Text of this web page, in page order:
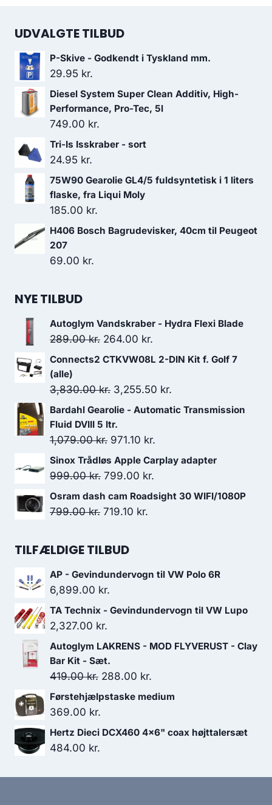
UDVALGTE TILBUD
P-Skive - Godkendt i Tyskland mm.
29.95 kr.
Diesel System Super Clean Additiv, High-
Performance, Pro-Tec, 5l
749.00 kr.
Tri-Is Isskraber - sort
24.95 kr.
75W90 Gearolie GL4/5 fuldsyntetisk i 1 liters
flaske, fra Liqui Moly
185.00 kr.
H406 Bosch Bagrudevisker, 40cm til Peugeot
207
69.00 kr.
NYE TILBUD
Autoglym Vandskraber - Hydra Flexi Blade
289.00kr. Den
oprindelige
var:
289.00 kr..
264.00 kr.
aktuelle
er:
264.00 kr..
Connects2 CTKVW08L 2-DIN Kit f. Golf 7
(alle)
3,830.00kr. Den
oprindelige
pris
var:
3,830.00 kr..
3,255.50 kr.
aktuelle
3,255.50 kr..
Bardahl Gearolie - Automatic Transmission
Fluid DVIII 5 ltr.
1,079.00kr. Den
oprindelige
pris
1,079.00 kr..
971.10 kr.
aktuelle
971.10 kr..
Sinox Trådløs Apple Carplay adapter
999.00kr. Den
oprindelige
pris
799.00 kr.
aktuelle
Osram dash cam Roadsight 30 WIFI/1080P
799.00kr. Den
pris
799.00 kr..
719.10 kr.
719.10 kr..
TILFÆLDIGE TILBUD
AP - Gevindundervogn til VW Polo 6R
6,899.00 kr.
TA Technix - Gevindundervogn til VW Lupo
2,327.00 kr.
Autoglym LAKRENS - MOD FLYVERUST - Clay
Bar Kit - Sæt.
419.00kr. Den
oprindelige
288.00 kr.
aktuelle
288.00 kr..
Førstehjælpstaske medium
369.00 kr.
Hertz Dieci DCX460 4x6" coax højttalersæt
484.00 kr.